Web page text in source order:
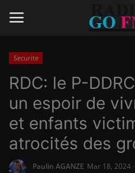
Home
Contact
Gallery
Securite
RDC: le P-
un espoir de
et enfants
atrocités des
Paulin AGANZE Mar 18, 2024